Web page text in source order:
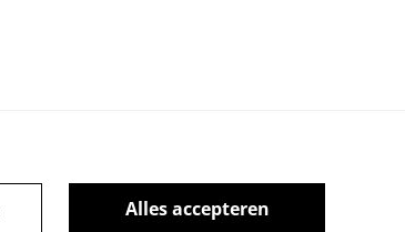
Alles accepteren